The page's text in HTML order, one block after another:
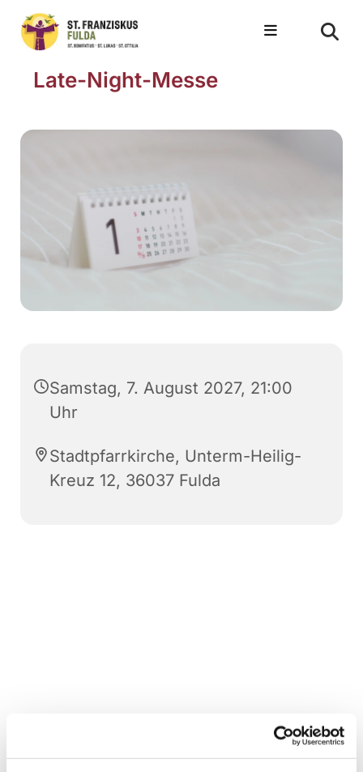
Late-Night-Messe
Samstag, 7. August 2027, 21:00
Uhr
Stadtpfarrkirche, Unterm-Heilig-
Kreuz 12, 36037 Fulda